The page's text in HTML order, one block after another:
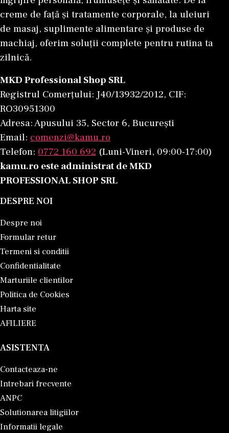
creme de față și tratamente corporale, la uleiuri
de masaj, suplimente alimentare și produse de
machiaj, oferim soluții complete pentru rutina ta
zilnică.
MKD Professional Shop SRL
Registrul Comerțului: J40/13932/2012, CIF:
RO30951300
Adresa: Apusului 35, Sector 6, București
Email: comenzi@kamu.ro
Telefon: 0772 160 692 (Luni-Vineri, 09:00-17:00)
kamu.ro este administrat de MKD
PROFESSIONAL SHOP SRL
DESPRE NOI
Despre noi
Formular retur
Termeni si conditii
Confidentialitate
Marturiile clientilor
Politica de Cookies
Harta site
AFILIERE
ASISTENTA
Contacteaza-ne
Intrebari frecvente
ANPC
Solutionarea litigiilor
Informatii legale